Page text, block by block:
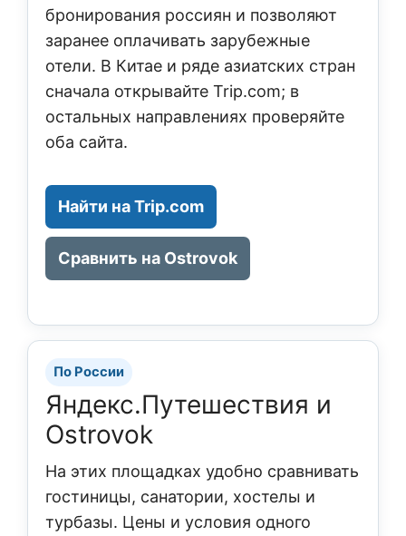
бронирования россиян и позволяют
заранее оплачивать зарубежные
отели. В Китае и ряде азиатских стран
сначала открывайте Trip.com; в
остальных направлениях проверяйте
оба сайта.
Найти на Trip.com
Сравнить на Ostrovok
По России
Яндекс.Путешествия и
Ostrovok
На этих площадках удобно сравнивать
гостиницы, санатории, хостелы и
турбазы. Цены и условия одного